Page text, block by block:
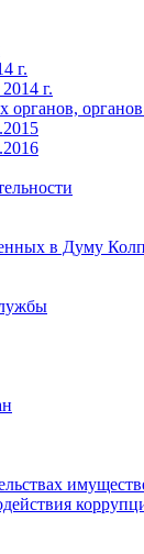
г.
г.
в Думу